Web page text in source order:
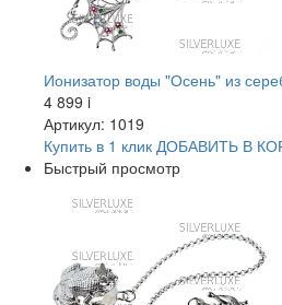
Ионизатор воды "Осень" из
4 899 i
Артикул: 1019
Купить в 1 клик ДОБАВИТЬ В
Быстрый просмотр